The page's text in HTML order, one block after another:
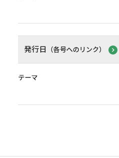
発行日 （各号へのリンク）
テーマ